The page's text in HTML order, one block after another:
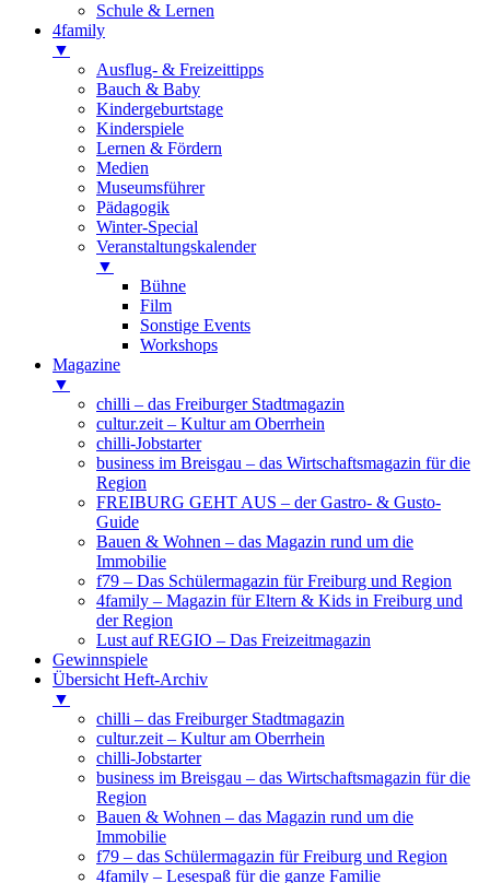
Schule & Lernen
4family
▼
Ausflug- & Freizeittipps
Bauch & Baby
Kindergeburtstage
Kinderspiele
Lernen & Fördern
Medien
Museumsführer
Pädagogik
Winter-Special
Veranstaltungskalender
▼
Bühne
Film
Sonstige Events
Workshops
Magazine
▼
chilli – das Freiburger Stadtmagazin
cultur.zeit – Kultur am Oberrhein
chilli-Jobstarter
business im Breisgau – das Wirtschaftsmagazin für die
Region
FREIBURG GEHT AUS – der Gastro- & Gusto-
Guide
Bauen & Wohnen – das Magazin rund um die
Immobilie
f79 – Das Schülermagazin für Freiburg und Region
4family – Magazin für Eltern & Kids in Freiburg und
der Region
Lust auf REGIO – Das Freizeitmagazin
Gewinnspiele
Übersicht Heft-Archiv
▼
chilli – das Freiburger Stadtmagazin
cultur.zeit – Kultur am Oberrhein
chilli-Jobstarter
business im Breisgau – das Wirtschaftsmagazin für die
Region
Bauen & Wohnen – das Magazin rund um die
Immobilie
f79 – das Schülermagazin für Freiburg und Region
4family – Lesespaß für die ganze Familie